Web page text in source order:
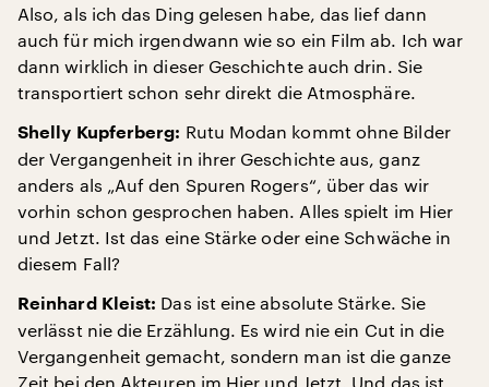
Also, als ich das Ding gelesen habe, das lief dann
auch für mich irgendwann wie so ein Film ab. Ich war
dann wirklich in dieser Geschichte auch drin. Sie
transportiert schon sehr direkt die Atmosphäre.
Shelly Kupferberg: Rutu Modan kommt ohne Bilder
der Vergangenheit in ihrer Geschichte aus, ganz
anders als „Auf den Spuren Rogers“, über das wir
vorhin schon gesprochen haben. Alles spielt im Hier
und Jetzt. Ist das eine Stärke oder eine Schwäche in
diesem Fall?
Reinhard Kleist: Das ist eine absolute Stärke. Sie
verlässt nie die Erzählung. Es wird nie ein Cut in die
Vergangenheit gemacht, sondern man ist die ganze
Zeit bei den Akteuren im Hier und Jetzt. Und das ist